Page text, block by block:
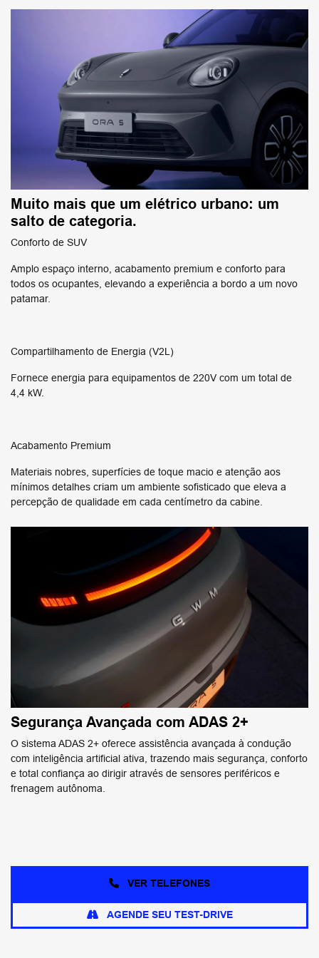
Muito mais que um elétrico urbano: um
salto de categoria.
Conforto de SUV
Amplo espaço interno, acabamento premium e conforto para
todos os ocupantes, elevando a experiência a bordo a um novo
patamar.
Compartilhamento de Energia (V2L)
Fornece energia para equipamentos de 220V com um total de
4,4 kW.
Acabamento Premium
Materiais nobres, superfícies de toque macio e atenção aos
mínimos detalhes criam um ambiente sofisticado que eleva a
percepção de qualidade em cada centímetro da cabine.
Segurança Avançada com ADAS 2+
O sistema ADAS 2+ oferece assistência avançada à condução
com inteligência artificial ativa, trazendo mais segurança, conforto
e total confiança ao dirigir através de sensores periféricos e
frenagem autônoma.
VER TELEFONES
AGENDE SEU TEST-DRIVE